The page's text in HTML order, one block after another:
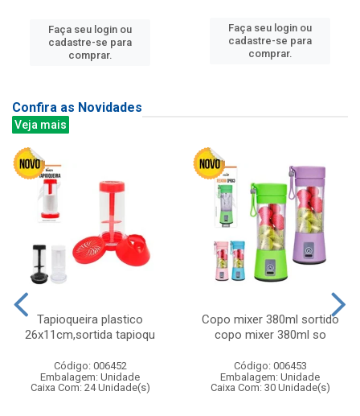
Faça seu login ou
cadastre-se para
comprar.
Faça seu login ou
cadastre-se para
comprar.
Confira as Novidades
Veja mais
Tapioqueira plastico
26x11cm,sortida tapioqu
Código: 006452
Embalagem: Unidade
Caixa Com: 24 Unidade(s)
Copo mixer 380ml sortido
copo mixer 380ml so
Código: 006453
Embalagem: Unidade
Caixa Com: 30 Unidade(s)